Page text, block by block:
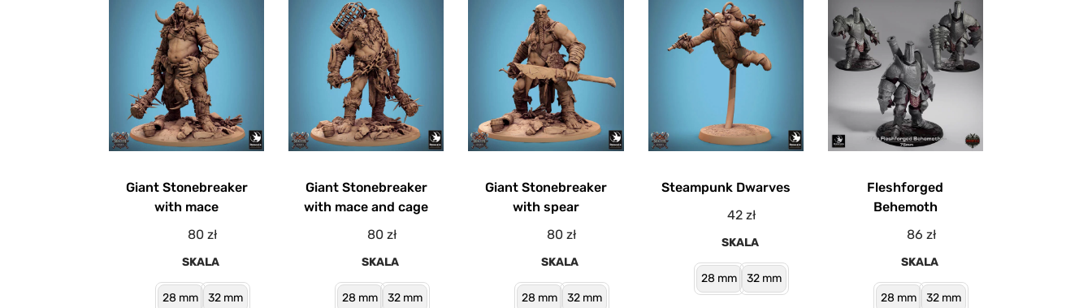
Giant Stonebreaker
with mace
80zł
SKALA
28 mm 32 mm
Giant Stonebreaker
with mace and cage
80zł
SKALA
28 mm 32 mm
Giant Stonebreaker
with spear
80zł
SKALA
28 mm 32 mm
Steampunk Dwarves
42zł
SKALA
28 mm 32 mm
Fleshforged
Behemoth
86 zł
SKALA
28 mm 32 mm